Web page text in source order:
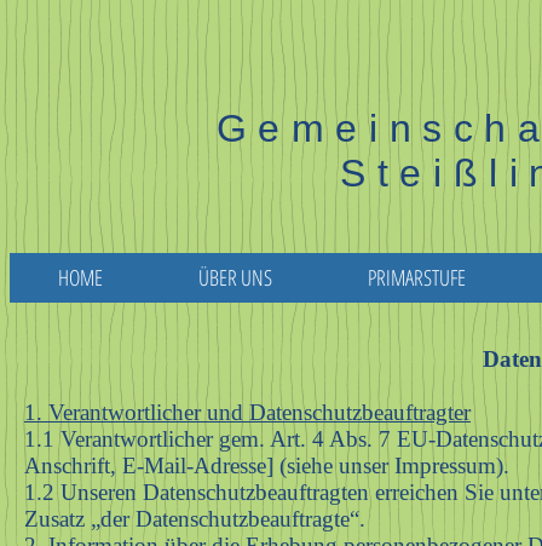
HOME ÜBER UNS PRIMARSTUFE
1. Verantwortlicher und Datenschutzbeauftragter
1.1 Verantwortlicher gem. Art. 4 Abs. 7 EU-
Anschrift, E-Mail-Adresse] (siehe unser Impressum).
1.2 Unseren Datenschutzbeauftragten erreichen Sie
Zusatz „der Datenschutzbeauftragte“.